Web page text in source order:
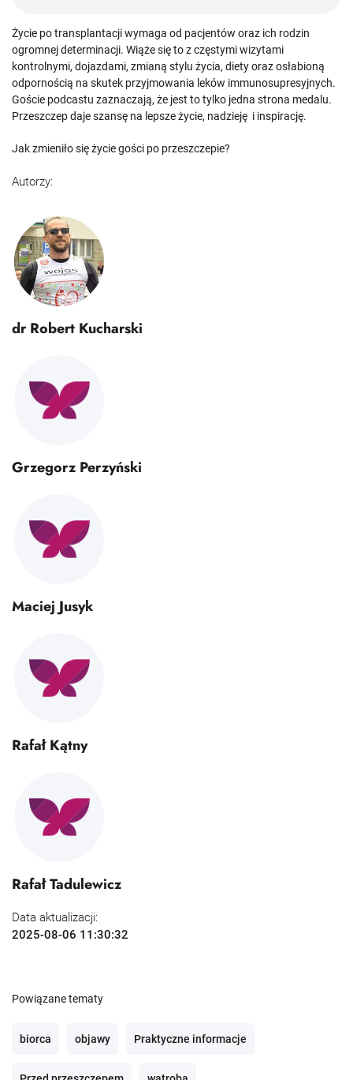
Życie po transplantacji wymaga od pacjentów oraz ich rodzin
ogromnej determinacji. Wiąże się to z częstymi wizytami
kontrolnymi, dojazdami, zmianą stylu życia, diety oraz osłabioną
odpornością na skutek przyjmowania leków immunosupresyjnych.
Goście podcastu zaznaczają, że jest to tylko jedna strona medalu.
Przeszczep daje szansę na lepsze życie, nadzieję i inspirację.
Jak zmieniło się życie gości po przeszczepie?
Autorzy:
dr Robert Kucharski
Grzegorz Perzyński
Maciej Jusyk
Rafał Kątny
Rafał Tadulewicz
Data aktualizacji:
2025-08-06 11:30:32
Powiązane tematy
biorca objawy Praktyczne informacje